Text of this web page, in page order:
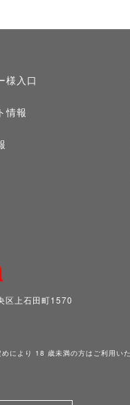
様入口
情報
区上石田町1570
により 18 歳未満の方はご利用いた